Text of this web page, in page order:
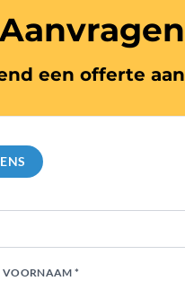
een offerte aan
VOORNAAM *